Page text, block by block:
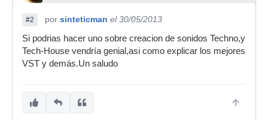
#2 por sinteticman el 30/05/2013
Si podrias hacer uno sobre creacion de sonidos Techno,y
Tech-House vendría genial,asi como explicar los mejores
VST y demás.Un saludo